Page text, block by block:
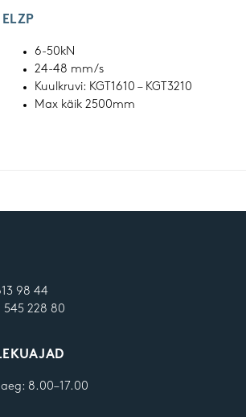
ELZP
6-50kN
24-48 mm/s
Kuulkruvi: KGT1610 – KGT3210
Max käik 2500mm
98 44
545 228 80
8.00–17.00